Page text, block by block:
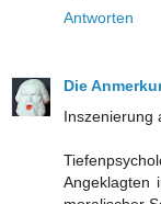
Antworten
Die
Inszenierung
Angeklagten